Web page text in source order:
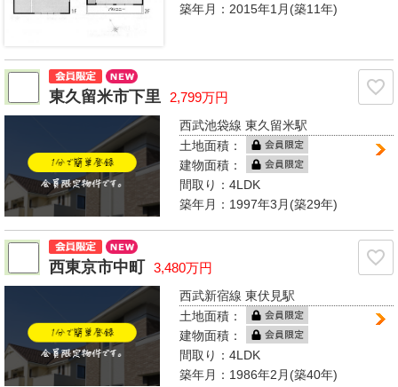
築年月：2015年1月(築11年)
東久留米市下里 2,799万円
西武池袋線 東久留米駅
土地面積：
建物面積：
間取り：4LDK
築年月：1997年3月(築29年)
西東京市中町 3,480万円
西武新宿線 東伏見駅
土地面積：
建物面積：
間取り：4LDK
築年月：1986年2月(築40年)